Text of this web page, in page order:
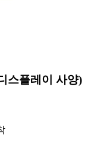
스플레이 사양)